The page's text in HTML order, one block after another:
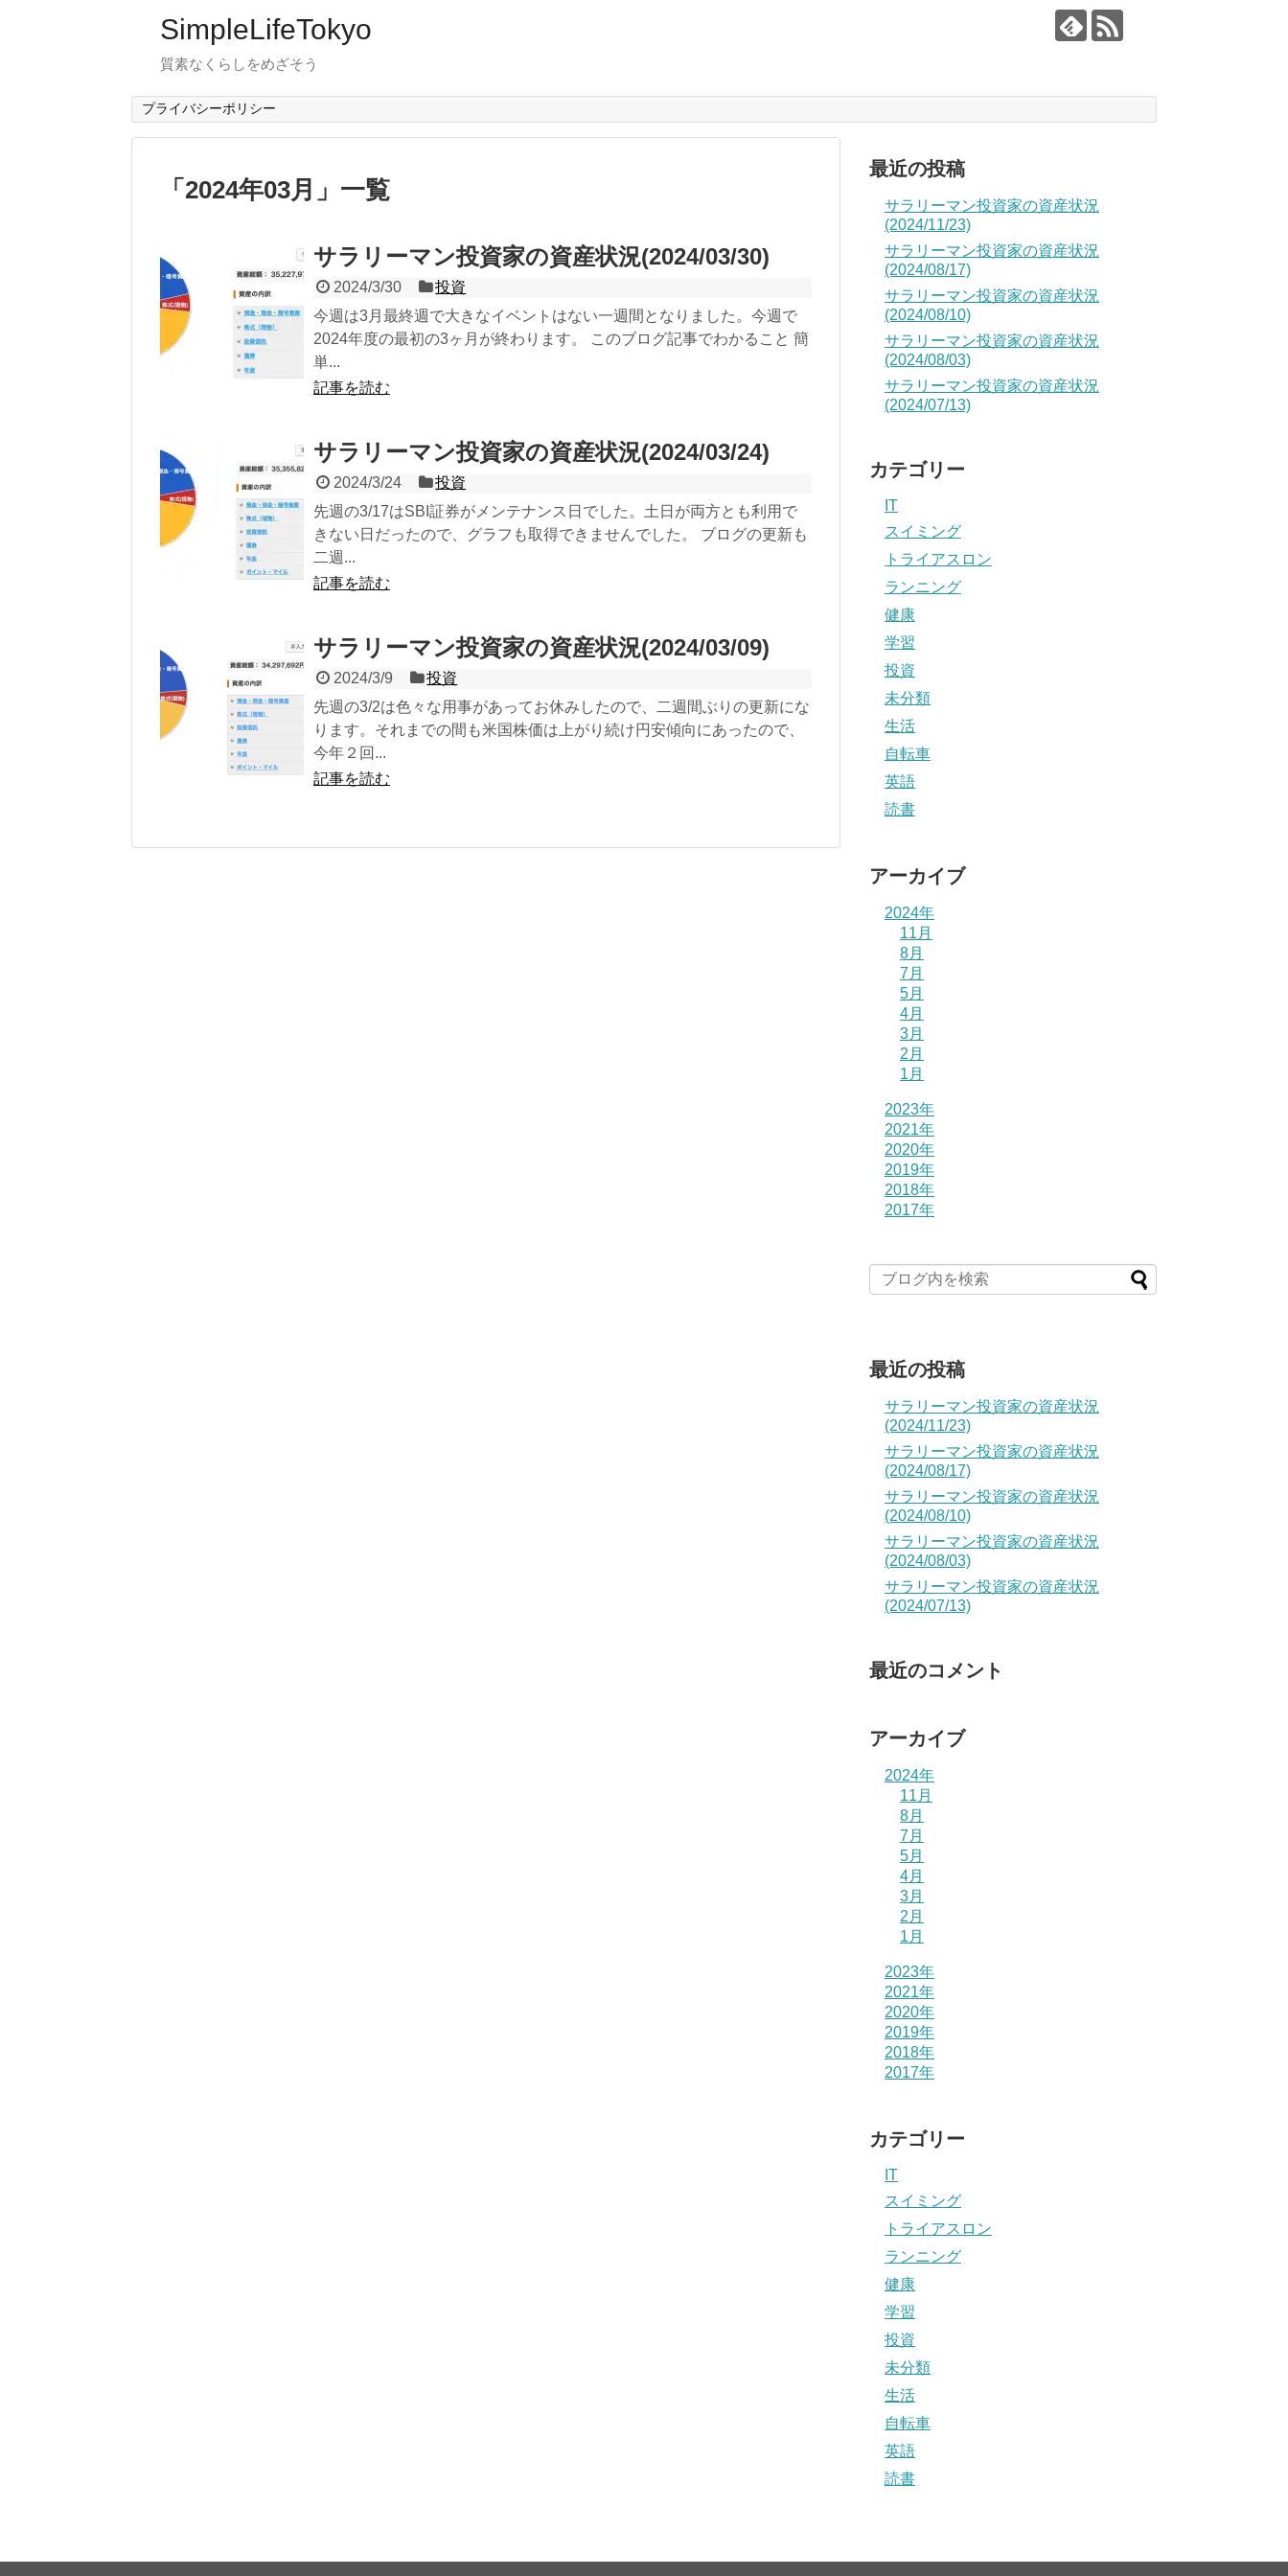
SimpleLifeTokyo
質素なくらしをめざそう
プライバシーポリシー
「 2024年03月 」 一覧
サラリーマン投資家の資産状況(2024/03/30)
2024/3/30
投資
今週は3月最終週で大きなイベントはない一週間となりました。今週で
2024年度の最初の3ヶ月が終わります。 このブログ記事でわかること 簡
単...
記事を読む
サラリーマン投資家の資産状況(2024/03/24)
2024/3/24
投資
先週の3/17はSBI証券がメンテナンス日でした。土日が両方とも利用で
きない日だったので、グラフも取得できませんでした。 ブログの更新も
二週...
記事を読む
サラリーマン投資家の資産状況(2024/03/09)
2024/3/9
投資
先週の3/2は色々な用事があってお休みしたので、二週間ぶりの更新にな
ります。それまでの間も米国株価は上がり続け円安傾向にあったので、
今年２回...
記事を読む
最近の投稿
サラリーマン投資家の資産状況
(2024/11/23)
サラリーマン投資家の資産状況
(2024/08/17)
サラリーマン投資家の資産状況
(2024/08/10)
サラリーマン投資家の資産状況
(2024/08/03)
サラリーマン投資家の資産状況
(2024/07/13)
カテゴリー
IT
スイミング
トライアスロン
ランニング
健康
学習
投資
未分類
生活
自転車
英語
読書
アーカイブ
2024年
11月
8月
7月
5月
4月
3月
2月
1月
2023年
2021年
2020年
2019年
2018年
2017年
最近の投稿
サラリーマン投資家の資産状況
(2024/11/23)
サラリーマン投資家の資産状況
(2024/08/17)
サラリーマン投資家の資産状況
(2024/08/10)
サラリーマン投資家の資産状況
(2024/08/03)
サラリーマン投資家の資産状況
(2024/07/13)
最近のコメント
アーカイブ
2024年
11月
8月
7月
5月
4月
3月
2月
1月
2023年
2021年
2020年
2019年
2018年
2017年
カテゴリー
IT
スイミング
トライアスロン
ランニング
健康
学習
投資
未分類
生活
自転車
英語
読書